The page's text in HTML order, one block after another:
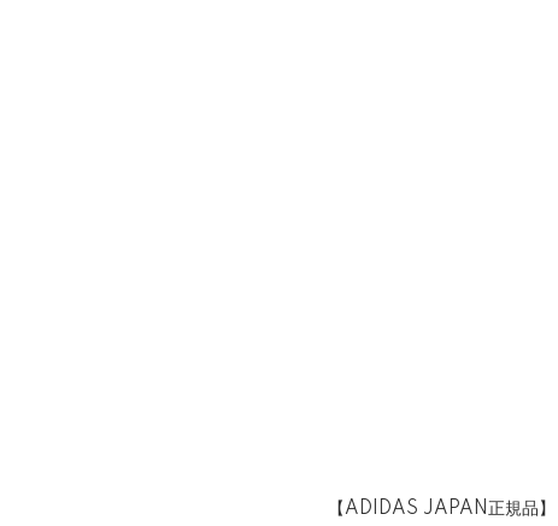
【ADIDAS JAPAN正規品】